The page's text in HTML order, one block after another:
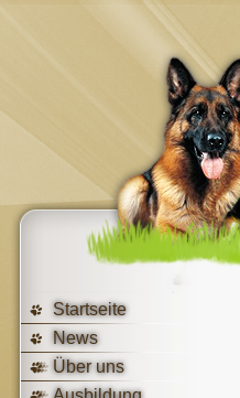
Startseite
News
Über uns